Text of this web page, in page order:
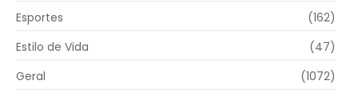
Esportes
(162)
Estilo de Vida
(47)
Geral
(1072)